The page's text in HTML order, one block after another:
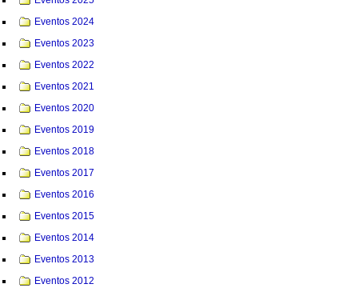
Eventos 2024
Eventos 2023
Eventos 2022
Eventos 2021
Eventos 2020
Eventos 2019
Eventos 2018
Eventos 2017
Eventos 2016
Eventos 2015
Eventos 2014
Eventos 2013
Eventos 2012